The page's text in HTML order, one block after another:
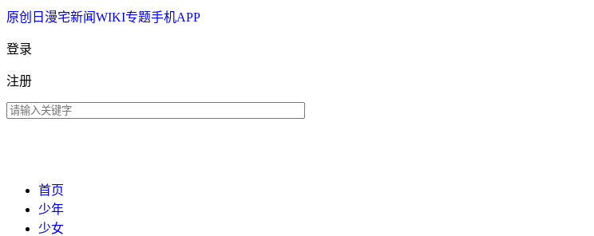
原创 日漫宅新闻WIKI专题手机APP
登录
注册
首页
少年
少女